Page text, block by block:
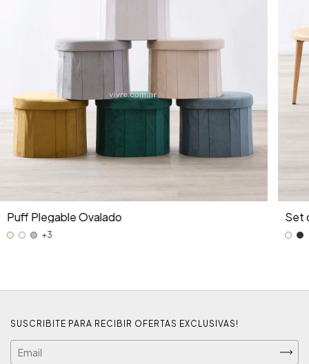
Puff Plegable Ovalado
+3
Set
SUSCRIBITE PARA RECIBIR OFERTAS EXCLUSIVAS!